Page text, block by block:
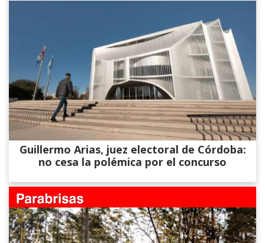
Guillermo Arias, juez electoral de Córdoba:
no cesa la polémica por el concurso